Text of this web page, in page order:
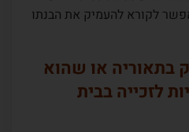
לקורא להעמיק את הבנתו
בתאוריה או שהוא
לזכייה בבית